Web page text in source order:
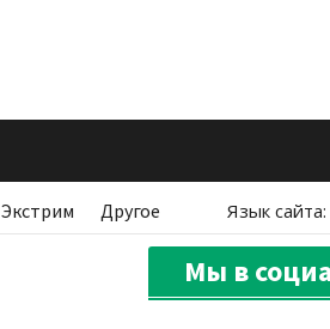
Экстрим Другое Язык сайта:
Мы в